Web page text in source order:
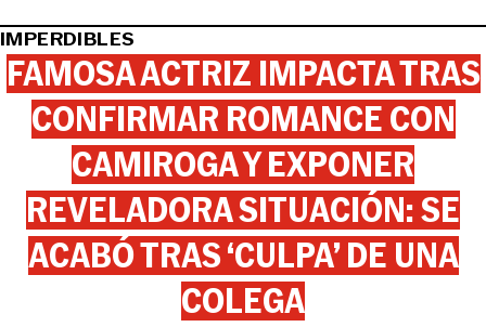
IMPERDIBLES
FAMOSA ACTRIZ IMPACTA TRAS
CONFIRMAR ROMANCE CON
CAMIROGA Y EXPONER
REVELADORA SITUACIÓN: SE
ACABÓ TRAS ‘CULPA’ DE UNA
COLEGA